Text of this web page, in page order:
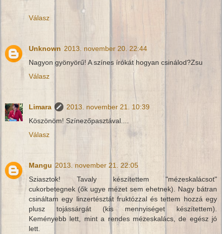
Válasz
Unknown 2013. november 20. 22:44
Nagyon gyönyörű! A színes írókát hogyan csinálod?Zsu
Válasz
Limara
2013. november 21. 10:39
Köszönöm! Színezőpasztával....
Válasz
Mangu 2013. november 21. 22:05
Sziasztok! Tavaly készítettem "mézeskalácsot"
cukorbetegnek (ők ugye mézet sem ehetnek). Nagy bátran
csináltam egy linzertésztát fruktózzal és tettem hozzá egy
plusz tojássárgát (kis mennyiséget készítettem).
Keményebb lett, mint a rendes mézeskalács, de egész jó
lett.